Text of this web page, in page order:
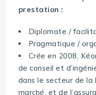
prestation :
Diplomate /
Pragmatique /
Crée en 2008,
de conseil et
dans le secteur de la
marché, et de